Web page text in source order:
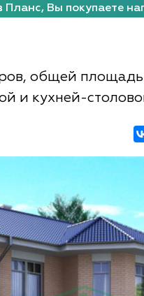
Планс, Вы покупаете
общей
и кухней-